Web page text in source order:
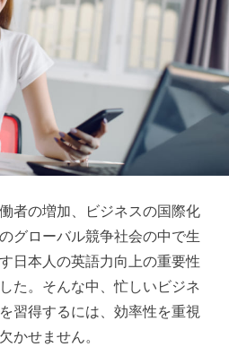
者の増加、ビジネスの国際化
グローバル競争社会の中で生
日本人の英語力向上の重要性
た。そんな中、忙しいビジネ
習得するには、効率性を重視
かせません。